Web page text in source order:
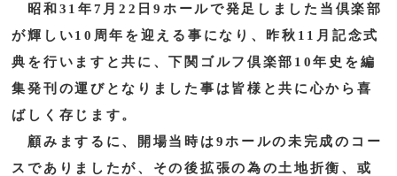
昭和31年7月22日9ホールで発足しました当倶楽部
が輝しい10周年を迎える事になり、昨秋11月記念式
典を行いますと共に、下関ゴルフ倶楽部10年史を編
集発刊の運びとなりました事は皆様と共に心から喜
ばしく存じます。
顧みまするに、開場当時は9ホールの未完成のコー
スでありましたが、その後拡張の為の土地折衡、或